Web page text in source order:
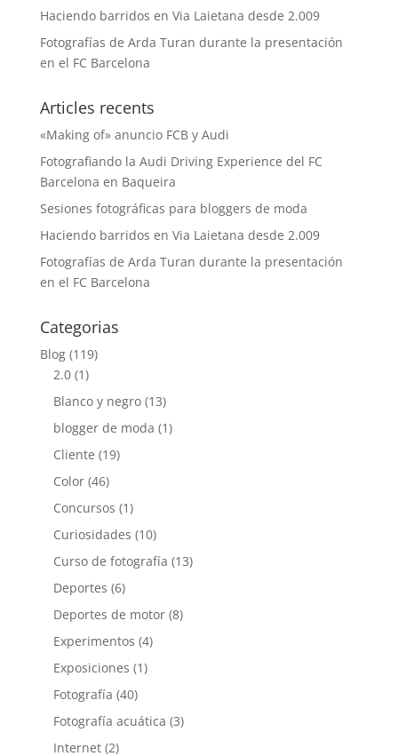
Haciendo barridos en Via Laietana desde 2.009
Fotografías de Arda Turan durante la presentación
en el FC Barcelona
Articles recents
«Making of» anuncio FCB y Audi
Fotografiando la Audi Driving Experience del FC
Barcelona en Baqueira
Sesiones fotográficas para bloggers de moda
Haciendo barridos en Via Laietana desde 2.009
Fotografías de Arda Turan durante la presentación
en el FC Barcelona
Categorias
Blog(119)
2.0(1)
Blanco y negro(13)
blogger de moda (1)
Cliente (19)
Color(46)
Concursos (1)
Curiosidades (10)
Curso de fotografía (13)
Deportes (6)
Deportes de motor(8)
Experimentos (4)
Exposiciones (1)
Fotografía (40)
Fotografía acuática (3)
Internet(2)